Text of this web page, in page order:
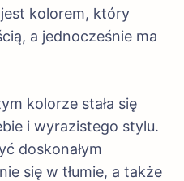
jest kolorem, który
a jednocześnie ma
kolorze stała się
i wyrazistego stylu.
doskonałym
się w tłumie, a także